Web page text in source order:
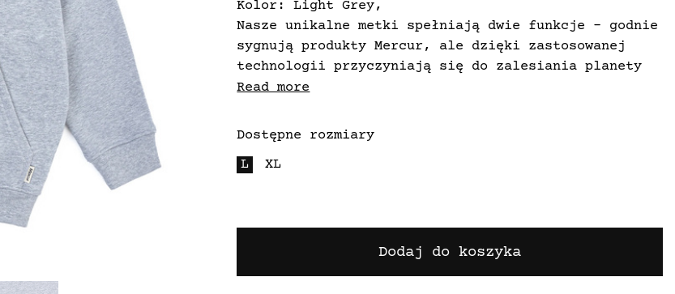
Kolor: Light Grey,
Nasze unikalne metki spełniają dwie funkcje - godnie
sygnują produkty Mercur, ale dzięki zastosowanej
technologii przyczyniają się do zalesiania planety
Ziemi. Zatopione w papierze nasiona już po 48h w
wylądować w glebie
Read more
Dostępne rozmiary
L
XL
Dodaj do koszyka